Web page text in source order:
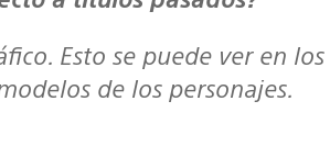
de los personajes.